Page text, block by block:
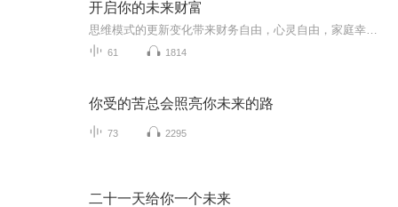
开启你的未来财富
61 1814
你受的苦总会照亮你未来的路
73 2295
二十一天给你一个未来